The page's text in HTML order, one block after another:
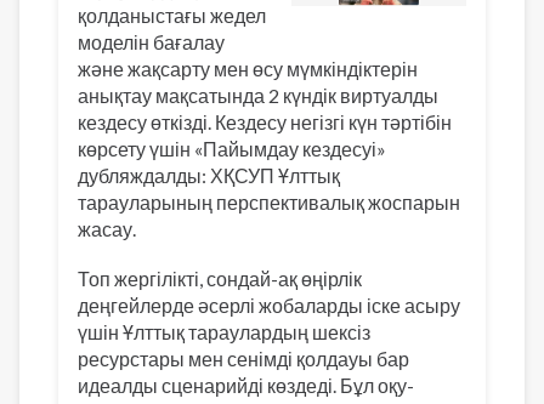
қолданыстағы жедел
моделін бағалау
және жақсарту мен өсу мүмкіндіктерін
анықтау мақсатында 2 күндік виртуалды
кездесу өткізді. Кездесу негізгі күн тәртібін
көрсету үшін «Пайымдау кездесуі»
дубляждалды: ХҚСУП Ұлттық
тарауларының перспективалық жоспарын
жасау.
Топ жергілікті, сондай-ақ өңірлік
деңгейлерде әсерлі жобаларды іске асыру
үшін Ұлттық тараулардың шексіз
ресурстары мен сенімді қолдауы бар
идеалды сценарийді көздеді. Бұл оқу-